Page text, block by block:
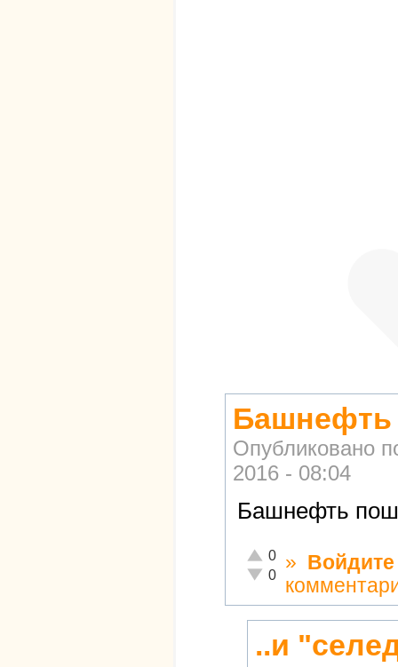
Башнефть
Опубликовано
2016 - 08:04
Башнефть
Отлично!
0
Неадекватно!
0
» Войдите
..и